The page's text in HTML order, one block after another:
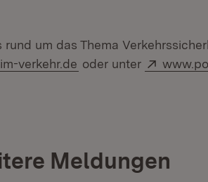
um das Thema
verkehr.de (Öffnet in neuem
oder unter Extern:
Meldungen